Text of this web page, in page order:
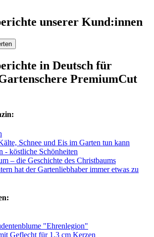
unserer Kund:innen
in Deutsch für
PremiumCut
Schnee und Eis im Garten tun kann
- köstliche Schönheiten
– die Geschichte des Christbaums
hat der Gartenliebhaber immer etwas zu
"Ehrenlegion"
Geflecht für 1,3 cm Kerzen